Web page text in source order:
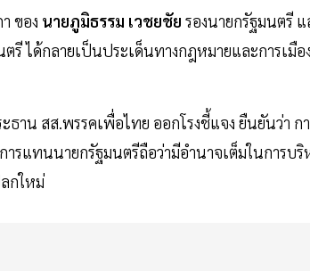
ของ นายภูมิธรรม เวชยชัย รองนายกรัฐมนตรี แ
ได้กลายเป็นประเด็นทางกฎหมายและการเมือง
ธาน สส.พรรคเพื่อไทย ออกโรงชี้แจง ยืนยันว่า ก
รแทนนายกรัฐมนตรีถือว่ามีอำนาจเต็มในการบ
กใหม่